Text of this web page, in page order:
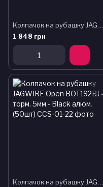
Колпачок на рубашку JAGWIRE Open BOT115-6 - торм. 5мм(зажимы на шос. трос 4мм) латунь (100шт)
1 848 грн
Колпачок на рубашку JAGWIRE Open BOT192BJ - торм. 5мм - Black алюм. (50шт)